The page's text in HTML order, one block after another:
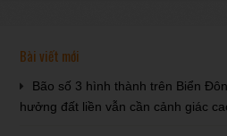
Bài viết mới
Bão số 3 hình thành trên Biển
hưởng đất liền vẫn cần cảnh giác